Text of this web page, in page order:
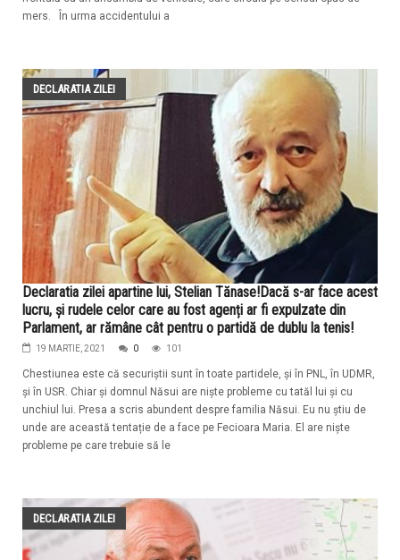
mers. În urma accidentului a
DECLARATIA ZILEI
Declaratia zilei apartine lui, Stelian Tănase!Dacă s-ar face acest
lucru, și rudele celor care au fost agenți ar fi expulzate din
Parlament, ar rămâne cât pentru o partidă de dublu la tenis!
19 MARTIE, 2021 0 101
Chestiunea este că securiștii sunt în toate partidele, și în PNL, în UDMR,
și în USR. Chiar și domnul Năsui are niște probleme cu tatăl lui și cu
unchiul lui. Presa a scris abundent despre familia Năsui. Eu nu știu de
unde are această tentație de a face pe Fecioara Maria. El are niște
probleme pe care trebuie să le
DECLARATIA ZILEI